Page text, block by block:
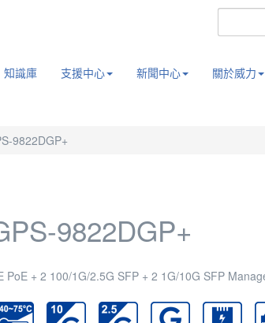
知識庫 支援中心 新聞中心 關於威力
9822DGP+
9822DGP+
PoE + 2 100/1G/2.5G SFP + 2 1G/10G SFP